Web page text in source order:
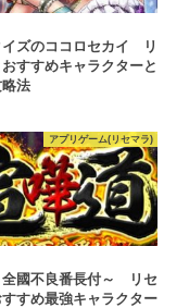
イズのココロセカイ リ
すすめキャラクターと
法
アプリゲーム(リセマラ)
全國不良番長付～ リセ
すめ最強キャラクター